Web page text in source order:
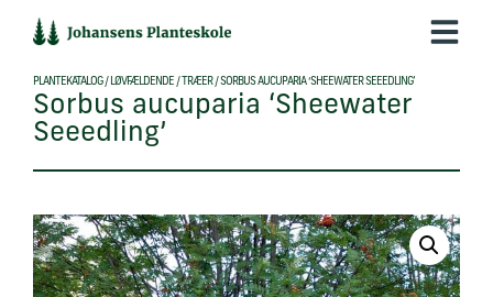
indholdet
PLANTEKATALOG/ LØVFÆLDENDE / TRÆER/ SORBUS AUCUPARIA ‘SHEEWATER SEEEDLING’
Sorbus aucuparia ‘Sheewater
Seeedling’